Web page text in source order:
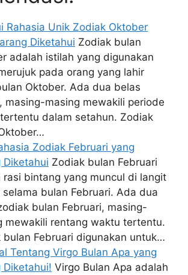
Rahasia Unik Zodiak Oktober
Diketahui Zodiak bulan
adalah istilah yang digunakan
pada orang yang lahir
Oktober. Ada dua belas
masing-masing mewakili periode
dalam setahun. Zodiak
Zodiak Februari yang
Diketahui Zodiak bulan Februari
rasi bintang yang muncul di langit
selama bulan Februari. Ada dua
bulan Februari, masing-
mewakili rentang waktu tertentu.
bulan Februari digunakan untuk…
Tentang Virgo Bulan Apa yang
Diketahui! Virgo Bulan Apa adalah